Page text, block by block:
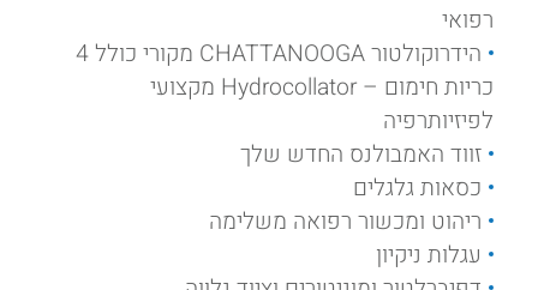
רפואי
הידרוקולטור CHATTANOOGA מקורי כולל 4
כריות חימום – Hydrocollator מקצועי
לפיזיותרפיה
זווד האמבולנס החדש שלך
כסאות גלגלים
ריהוט ומכשור רפואה משלימה
עגלות ניקיון